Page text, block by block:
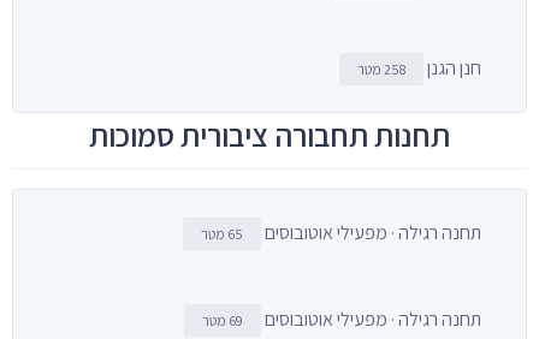
חנן הגנן 258 מטר
תחנות תחבורה ציבורית סמוכות
תחנה רגילה · מפעילי אוטובוסים 65 מטר
תחנה רגילה · מפעילי אוטובוסים 69 מטר